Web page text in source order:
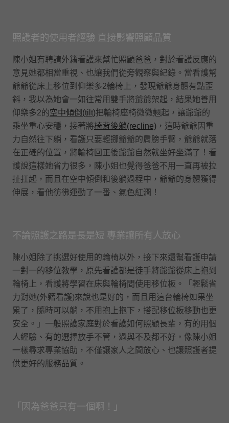
照護者的使用者經驗 直接影響照顧品質
陳小姐有聘請外籍看護來幫忙照顧爸爸，對於看護反應的
意見她都相當重視、也讓我們從旁觀察與紀錄。當看護幫
爺爺從床上移位到仰樂多2輪椅上，發現爺爺身體有點歪
斜，我以為她會一如往常用雙手將爺爺架起，結果她善用
仰樂多2的空中傾倒(tilt)把輪椅座椅微微翹起，讓爺爺的
乘坐重心安穩，接著將椅背後躺(recline) ，這時爺爺因重
力自然往下躺，看護只要輕挪爺爺的肩膀手臂，爺爺就落
在正確的位置，將輪椅回正後爺爺自然就坐好坐滿了！看
護說這樣她省力很多，陳小姐也覺得爸爸不用一直再被拉
扯扛起，而且在空中傾倒和後躺過程中，爺爺的身體獲得
伸展，看他彷彿運動了一番、氣色紅潤！
不論照護之路是長是短 專業讓所有人放心
陳小姐除了挑選好使用的輪椅以外，接下來還幫看護申請
一對一的移位教學，原先看護都是徒手將爺爺從床上抱到
輪椅上，看護將學習在床與輪椅間使用移位板。「輕鬆省
力對她(外籍看護)來說也是好的，而且用這台輪椅如果坐
累了，隨時可以躺，不用抱上抱下，搭配移位板移動也更
安全。」一般照護家庭對於看護如何照顧長輩，有的用個
人經驗、有的選擇放手不管，過與不及都不好，像陳小姐
一樣尋求專業協助，不僅讓家人之間放心、也讓照護者提
供更好的服務品質。
「因為爸爸只有一個啊！」